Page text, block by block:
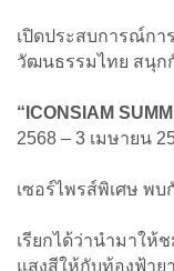
เปิดประสบการณ์ก
วัฒนธรรมไทย สนุก
“ICONSIAM
2568 – 3 เมษายน
เซอร์ไพรส์พิเศษ พ
เรียกได้ว่านำมาให้
แสงสีให้กับท้องฟ้าย